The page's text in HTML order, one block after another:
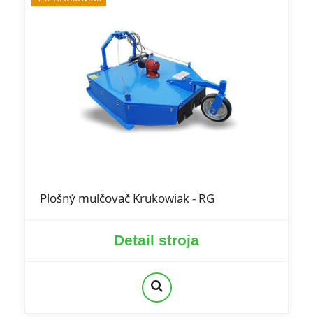
Plošný mulčovač Krukowiak - RG
Detail stroja